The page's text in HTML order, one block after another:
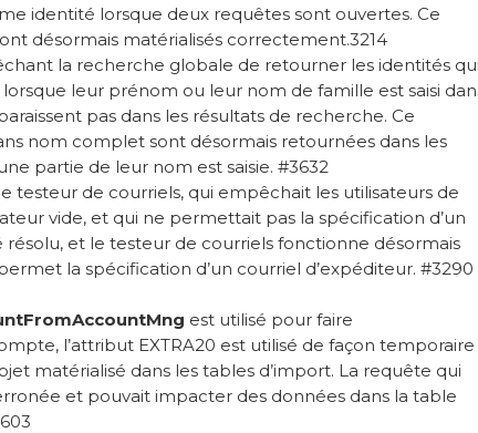
identité lorsque deux requêtes sont ouvertes. Ce
désormais matérialisés correctement.3214
la recherche globale de retourner les identités
leur prénom ou leur nom de famille est saisi
pas dans les résultats de recherche. Ce
nom complet sont désormais retournées dans les
partie de leur nom est saisie. #3632
testeur de courriels, qui empêchait les utilisateurs de
vide, et qui ne permettait pas la spécification d’un
et le testeur de courriels fonctionne désormais
la spécification d’un courriel d’expéditeur. #3290
est utilisé pour faire
l’attribut EXTRA20 est utilisé de façon temporaire
matérialisé dans les tables d’import. La requête qui
et pouvait impacter des données dans la table